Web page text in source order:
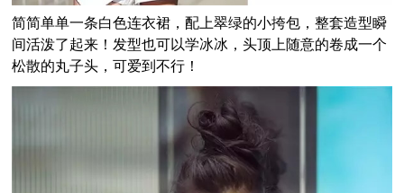
简简单单一条白色连衣裙，配上翠绿的小挎包，整套造型瞬
间活泼了起来！发型也可以学冰冰，头顶上随意的卷成一个
松散的丸子头，可爱到不行！